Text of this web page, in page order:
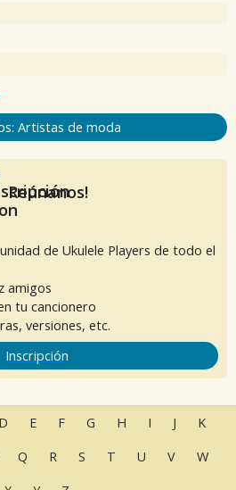
Artistas de moda
Reúnanos!
de Ukulele Players de todo el
amigos
tu cancionero
versiones, etc.
Inscripción
D E F G H I J
K
Q R S T U V
W